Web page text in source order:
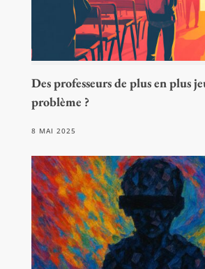
Des professeurs de plus en plus
problème ?
8 MAI 2025